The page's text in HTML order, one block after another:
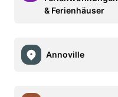
& Ferienhäuser
Annoville